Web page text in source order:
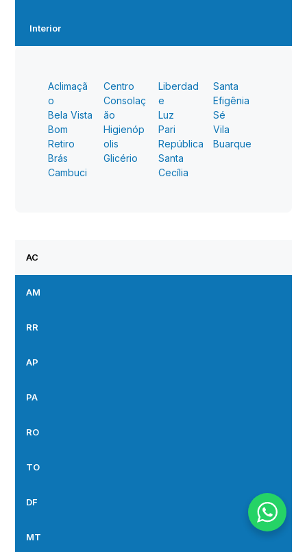
Interior
Aclimaçã
o
Bela Vista
Bom
Retiro
Brás
Cambuci
Centro
Consolaç
ão
Higienóp
olis
Glicério
Liberdad
e
Luz
Pari
República
Santa
Cecília
Santa
Efigênia
Sé
Vila
Buarque
AC
AM
RR
AP
PA
RO
TO
DF
MT